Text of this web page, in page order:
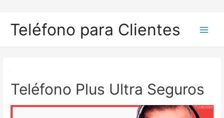
contenido
Teléfono para Clientes
Teléfono Plus Ultra Seguros